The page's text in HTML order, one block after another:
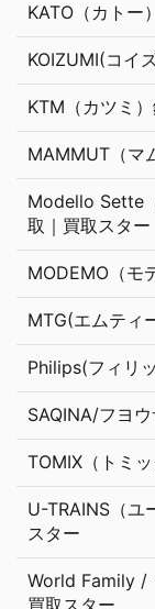
KATO（カトー
KOIZUMI(コイ
KTM（カツミ
MAMMUT（マ
Modello Sette
取｜買取スター
MODEMO（モ
MTG(エムティ
Philips(フィリ
SAQINA/フヨ
TOMIX（トミ
U-TRAINS（ユ
スター
World Family /